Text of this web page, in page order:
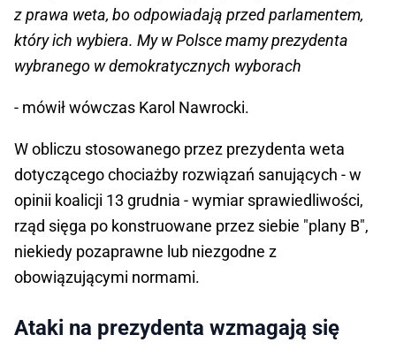
z prawa weta, bo odpowiadają przed parlamentem,
który ich wybiera. My w Polsce mamy prezydenta
wybranego w demokratycznych wyborach
- mówił wówczas Karol Nawrocki.
W obliczu stosowanego przez prezydenta weta
dotyczącego chociażby rozwiązań sanujących - w
opinii koalicji 13 grudnia - wymiar sprawiedliwości,
rząd sięga po konstruowane przez siebie "plany B",
niekiedy pozaprawne lub niezgodne z
obowiązującymi normami.
Ataki na prezydenta wzmagają się